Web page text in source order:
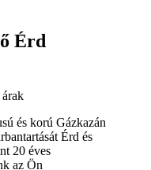
Érd
és korú Gázkazán
Érd és
20 éves
az Ön